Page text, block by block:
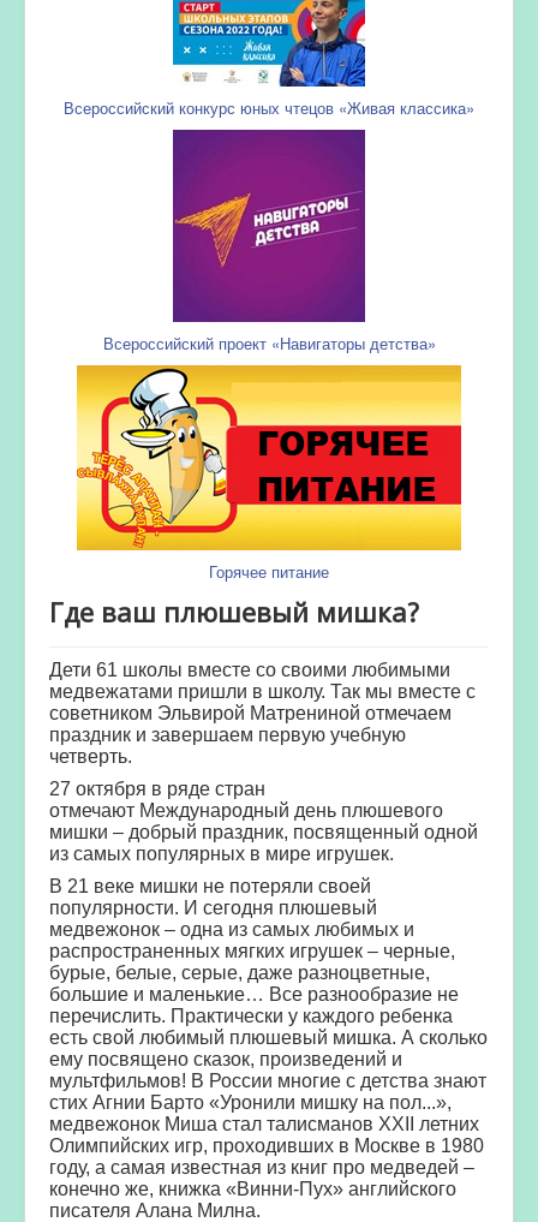
Всероссийский конкурс юных чтецов «Живая классика»
Всероссийский проект «Навигаторы детства»
Горячее питание
Где ваш плюшевый мишка?
Дети 61 школы вместе со своими любимыми
медвежатами пришли в школу. Так мы вместе с
советником Эльвирой Матрениной отмечаем
праздник и завершаем первую учебную
четверть.
27 октября в ряде стран
отмечают Международный день плюшевого
мишки – добрый праздник, посвященный одной
из самых популярных в мире игрушек.
В 21 веке мишки не потеряли своей
популярности. И сегодня плюшевый
медвежонок – одна из самых любимых и
распространенных мягких игрушек – черные,
бурые, белые, серые, даже разноцветные,
большие и маленькие… Все разнообразие не
перечислить. Практически у каждого ребенка
есть свой любимый плюшевый мишка. А сколько
ему посвящено сказок, произведений и
мультфильмов! В России многие с детства знают
стих Агнии Барто «Уронили мишку на пол...»,
медвежонок Миша стал талисманов XXII летних
Олимпийских игр, проходивших в Москве в 1980
году, а самая известная из книг про медведей –
конечно же, книжка «Винни-Пух» английского
писателя Алана Милна.